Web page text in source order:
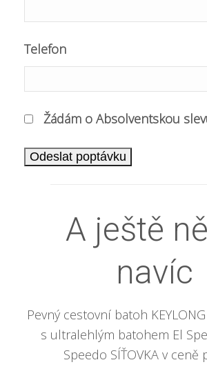
Telefon
Žádám o Absolventskou
A ještě
navíc
Pevný cestovní batoh
s ultralehlým batohem El
Speedo SÍŤOVKA v ceně